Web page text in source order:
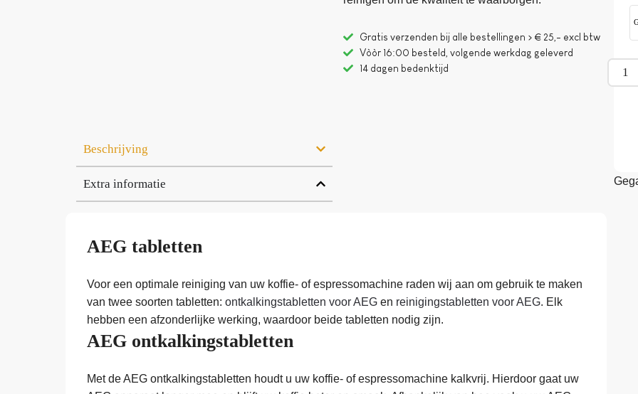
Beschrijving
Extra informatie
Gratis verzenden bij alle bestellingen > € 25,- excl btw
Vòòr 16:00 besteld, volgende werkdag geleverd
14 dagen bedenktijd
AEG tabletten
Voor een optimale reiniging van uw koffie- of espressomachine raden wij aan om gebruik te maken
van twee soorten tabletten: ontkalkingstabletten voor AEG en reinigingstabletten voor AEG. Elk
hebben een afzonderlijke werking, waardoor beide tabletten nodig zijn.
AEG ontkalkingstabletten
Met de AEG ontkalkingstabletten houdt u uw koffie- of espressomachine kalkvrij. Hierdoor gaat uw